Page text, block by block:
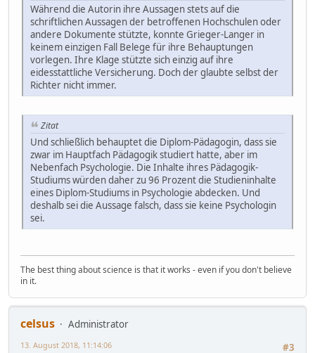
Während die Autorin ihre Aussagen stets auf die
schriftlichen Aussagen der betroffenen Hochschulen oder
andere Dokumente stützte, konnte Grieger-Langer in
keinem einzigen Fall Belege für ihre Behauptungen
vorlegen. Ihre Klage stützte sich einzig auf ihre
eidesstattliche Versicherung. Doch der glaubte selbst der
Richter nicht immer.
Zitat
Und schließlich behauptet die Diplom-Pädagogin, dass sie
zwar im Hauptfach Pädagogik studiert hatte, aber im
Nebenfach Psychologie. Die Inhalte ihres Pädagogik-
Studiums würden daher zu 96 Prozent die Studieninhalte
eines Diplom-Studiums in Psychologie abdecken. Und
deshalb sei die Aussage falsch, dass sie keine Psychologin
sei.
The best thing about science is that it works - even if you don't believe
in it.
celsus
Administrator
#3
13. August 2018, 11:14:06